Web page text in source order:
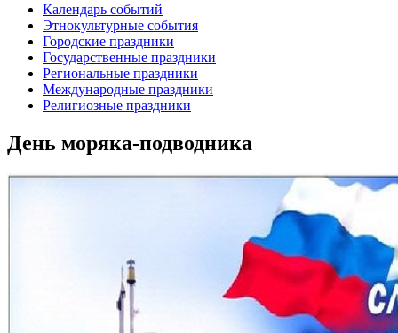
Календарь событий
Этнокультурные события
Городские праздники
Государственные праздники
Региональные праздники
Международные праздники
Религиозные праздники
День моряка-подводника